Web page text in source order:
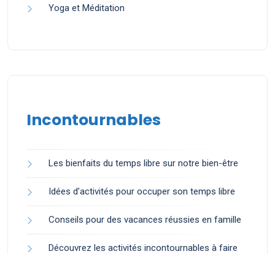
Yoga et Méditation
Incontournables
Les bienfaits du temps libre sur notre bien-être
Idées d’activités pour occuper son temps libre
Conseils pour des vacances réussies en famille
Découvrez les activités incontournables à faire